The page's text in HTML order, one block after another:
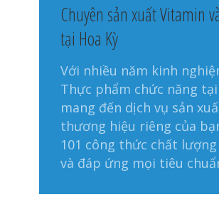
Chuyên sản xuất Vitamin
tại Hoa Kỳ
Với nhiều năm kinh
Thực phẩm chức năng
mang đến dịch vụ sản
thương hiệu riêng của
101 công thức chất
và đáp ứng mọi tiêu